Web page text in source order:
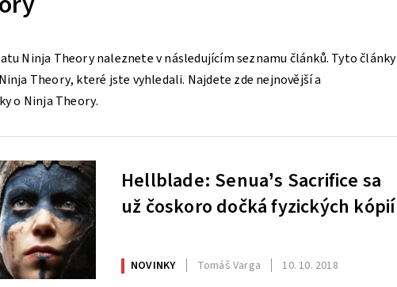
Ninja Theory naleznete v následujícím seznamu článků. Tyto články
Theory, které jste vyhledali. Najdete zde nejnovější a
o Ninja Theory.
Hellblade: Senua’s Sacrifice sa
už čoskoro dočká fyzických kópií
NOVINKY Tomáš Varga 10. 10. 2018